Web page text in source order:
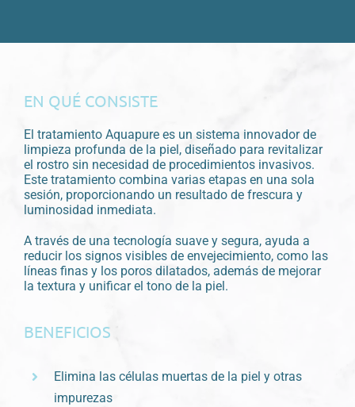
EN QUÉ CONSISTE
El tratamiento Aquapure es un sistema innovador de
limpieza profunda de la piel, diseñado para revitalizar
el rostro sin necesidad de procedimientos invasivos.
Este tratamiento combina varias etapas en una sola
sesión, proporcionando un resultado de frescura y
luminosidad inmediata.
A través de una tecnología suave y segura, ayuda a
reducir los signos visibles de envejecimiento, como las
líneas finas y los poros dilatados, además de mejorar
la textura y unificar el tono de la piel.
BENEFICIOS
Elimina las células muertas de la piel y otras
impurezas